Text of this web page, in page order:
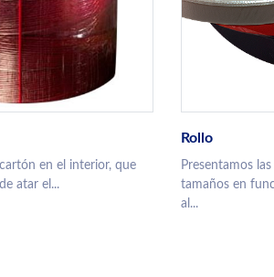
en el interior, que
atar el...
Rollo
Presentamos
tamaños en
al...